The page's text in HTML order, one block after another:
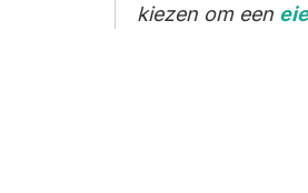
kiezen om een